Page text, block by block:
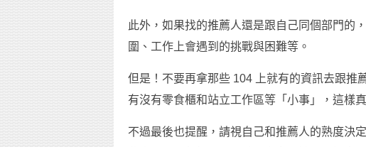
此外，如果找的推薦人還是跟自己同個部門的
圍、工作上會遇到的挑戰與困難等。
但是！不要再拿那些 104 上就有的資訊去跟推
有沒有零食櫃和站立工作區等「小事」，這樣
不過最後也提醒，請視自己和推薦人的熟度決